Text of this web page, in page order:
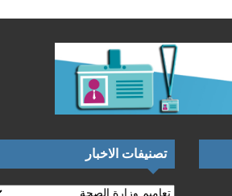
تصنيفات الاخبار
تصنيفات